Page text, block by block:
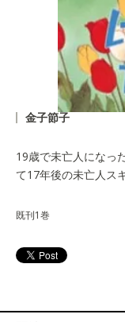
金子節子
19歳で未亡人になっ
て17年後の未亡人ス
既刊1巻